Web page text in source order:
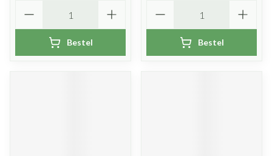
Bestel Bestel